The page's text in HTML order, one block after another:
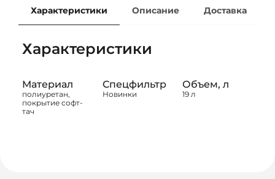
Характеристики Описание Доставка
Характеристики
Материал
полиуретан,
покрытие софт-
тач
Спецфильтр
Новинки
Объем, л
19 л